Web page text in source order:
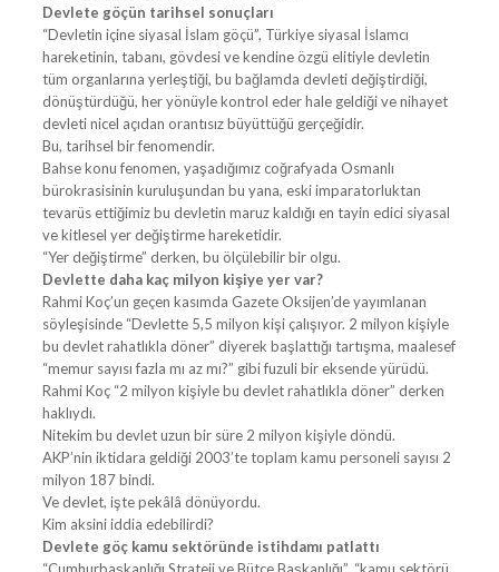
Devlete göçün tarihsel sonuçları
“Devletin içine siyasal İslam göçü”, Türkiye siyasal İslamcı
hareketinin, tabanı, gövdesi ve kendine özgü elitiyle devletin
tüm organlarına yerleştiği, bu bağlamda devleti değiştirdiği,
dönüştürdüğü, her yönüyle kontrol eder hale geldiği ve nihayet
devleti nicel açıdan orantısız büyüttüğü gerçeğidir.
Bu, tarihsel bir fenomendir.
Bahse konu fenomen, yaşadığımız coğrafyada Osmanlı
bürokrasisinin kuruluşundan bu yana, eski imparatorluktan
tevarüs ettiğimiz bu devletin maruz kaldığı en tayin edici siyasal
ve kitlesel yer değiştirme hareketidir.
“Yer değiştirme” derken, bu ölçülebilir bir olgu.
Devlette daha kaç milyon kişiye yer var?
Rahmi Koç’un geçen kasımda Gazete Oksijen’de yayımlanan
söyleşisinde “Devlette 5,5 milyon kişi çalışıyor. 2 milyon kişiyle
bu devlet rahatlıkla döner” diyerek başlattığı tartışma, maalesef
“memur sayısı fazla mı az mı?” gibi fuzuli bir eksende yürüdü.
Rahmi Koç “2 milyon kişiyle bu devlet rahatlıkla döner” derken
haklıydı.
Nitekim bu devlet uzun bir süre 2 milyon kişiyle döndü.
AKP’nin iktidara geldiği 2003’te toplam kamu personeli sayısı 2
milyon 187 bindi.
Ve devlet, işte pekâlâ dönüyordu.
Kim aksini iddia edebilirdi?
Devlete göç kamu sektöründe istihdamı patlattı